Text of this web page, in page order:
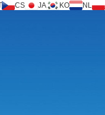
CS JA KO NL